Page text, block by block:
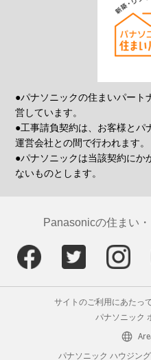
●パナソニックの住まいパート
営しています。
●工事請負契約は、お客様とパ
運営会社との間で行われます。
●パナソニックは当該契約にか
ないものとします。
Panasonicの住まい
サイトのご利用にあたっ
パナソニック
パナソニック ハウジン